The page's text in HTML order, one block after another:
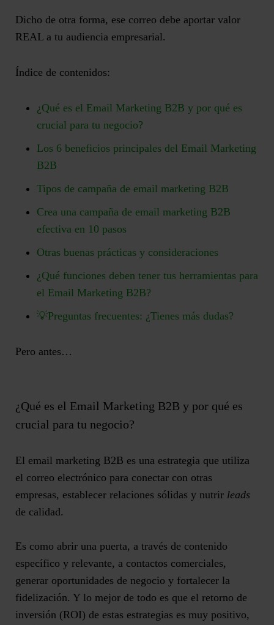
Dicho de otra forma, ese correo debe aportar valor
REAL a tu audiencia empresarial.
Índice de contenidos:
¿Qué es el Email Marketing B2B y por qué es
crucial para tu negocio?
Los 6 beneficios principales del Email Marketing
B2B
Tipos de campaña de email marketing B2B
Crea una campaña de email marketing B2B
efectiva en 10 pasos
Otras buenas prácticas y consideraciones
¿Qué funciones deben tener tus herramientas para
el Email Marketing B2B?
💡Preguntas frecuentes: ¿Tienes más dudas?
Pero antes…
¿Qué es el Email Marketing B2B y por qué es
crucial para tu negocio?
El email marketing B2B es una estrategia que utiliza
el correo electrónico para conectar con otras
empresas, establecer relaciones sólidas y nutrir leads
de calidad.
Es como abrir una puerta, a través de contenido
específico y relevante, a contactos comerciales,
generar oportunidades de negocio y fortalecer la
fidelización. Y lo mejor de todo es que el retorno de
inversión (ROI) de estas estrategias es muy positivo,